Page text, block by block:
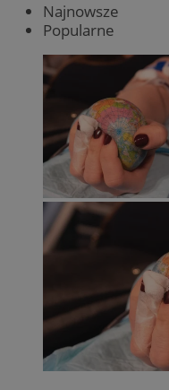
Najnowsze
Popularne